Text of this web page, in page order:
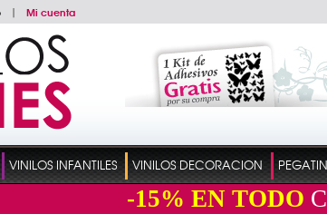
| Mi cuenta
VINILOS INFANTILES VINILOS DECORACION
-15% EN TODO